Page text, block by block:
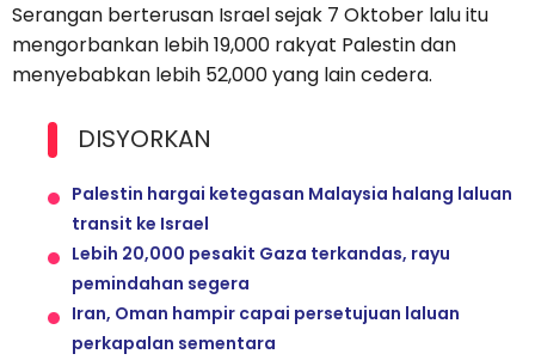
Serangan berterusan Israel sejak 7 Oktober lalu itu
mengorbankan lebih 19,000 rakyat Palestin dan
menyebabkan lebih 52,000 yang lain cedera.
DISYORKAN
Palestin hargai ketegasan Malaysia halang laluan
transit ke Israel
Lebih 20,000 pesakit Gaza terkandas, rayu
pemindahan segera
Iran, Oman hampir capai persetujuan laluan
perkapalan sementara